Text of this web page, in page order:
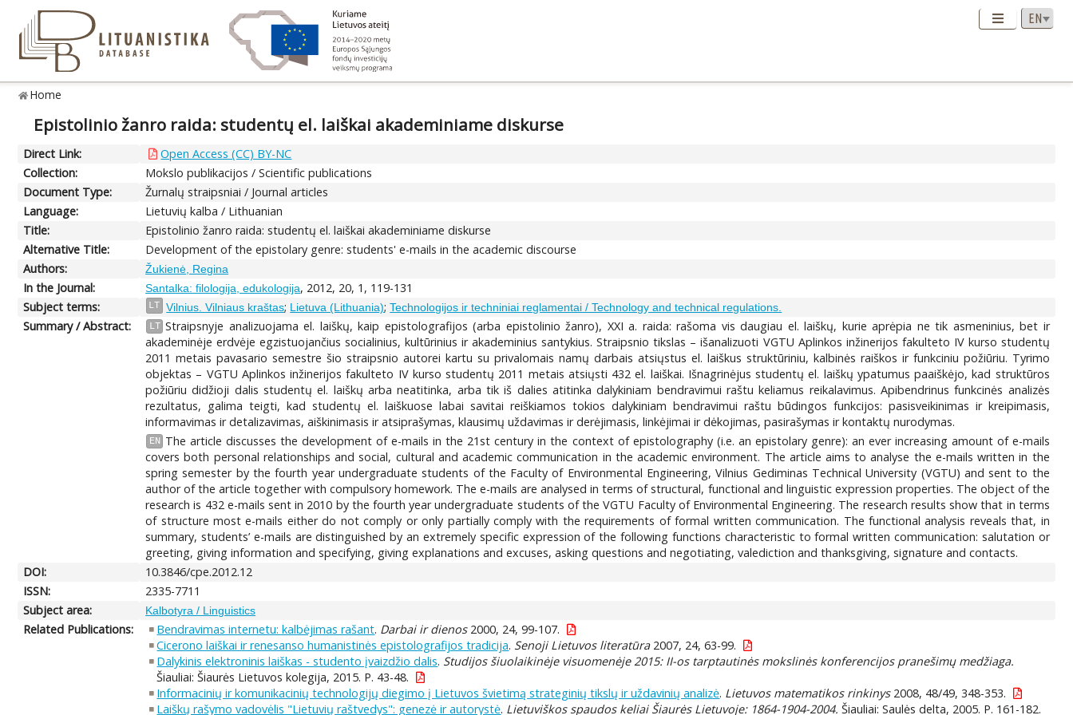
Home
Epistolinio žanro raida: studentų el. laiškai akademiniame diskurse
Direct Link:
Open Access (CC) BY-NC
Collection:
Mokslo publikacijos / Scientific publications
Document Type:
Žurnalų straipsniai / Journal articles
Language:
Lietuvių kalba / Lithuanian
Title:
Epistolinio žanro raida: studentų el. laiškai akademiniame diskurse
Alternative Title:
Development of the epistolary genre: students' e-mails in the academic discourse
Authors:
Žukienė, Regina
In the Journal: Santalka: filologija, edukologija, 2012, 20, 1, 119-131
Subject terms:
LT Vilnius. Vilniaus kraštas; Lietuva (Lithuania);Technologijos ir techniniai reglamentai / Technology and technical regulations.
Summary / Abstract: LT Straipsnyje analizuojama el. laiškų, kaip epistolografijos (arba epistolinio žanro), XXI a. raida: rašoma vis daugiau el. laiškų, kurie aprėpia ne tik asmeninius, bet ir
akademinėje erdvėje egzistuojančius socialinius, kultūrinius ir akademinius santykius. Straipsnio tikslas – išanalizuoti VGTU Aplinkos inžinerijos fakulteto IV kurso studentų
2011 metais pavasario semestre šio straipsnio autorei kartu su privalomais namų darbais atsiųstus el. laiškus struktūriniu, kalbinės raiškos ir funkciniu požiūriu. Tyrimo
objektas – VGTU Aplinkos inžinerijos fakulteto IV kurso studentų 2011 metais atsiųsti 432 el. laiškai. Išnagrinėjus studentų el. laiškų ypatumus paaiškėjo, kad struktūros
požiūriu didžioji dalis studentų el. laiškų arba neatitinka, arba tik iš dalies atitinka dalykiniam bendravimui raštu keliamus reikalavimus. Apibendrinus funkcinės analizės
rezultatus, galima teigti, kad studentų el. laiškuose labai savitai reiškiamos tokios dalykiniam bendravimui raštu būdingos funkcijos: pasisveikinimas ir kreipimasis,
informavimas ir detalizavimas, aiškinimasis ir atsiprašymas, klausimų uždavimas ir derėjimasis, linkėjimai ir dėkojimas, pasirašymas ir kontaktų nurodymas.
EN
The article discusses the development of e-mails in the 21st century in the context of epistolography (i.e. an epistolary genre): an ever increasing amount of e-mails
covers both personal relationships and social, cultural and academic communication in the academic environment. The article aims to analyse the e-mails written in the
spring semester by the fourth year undergraduate students of the Faculty of Environmental Engineering, Vilnius Gediminas Technical University (VGTU) and sent to the
author of the article together with compulsory homework. The e-mails are analysed in terms of structural, functional and linguistic expression properties. The object of the
research is 432 e-mails sent in 2010 by the fourth year undergraduate students of the VGTU Faculty of Environmental Engineering. The research results show that in terms
of structure most e-mails either do not comply or only partially comply with the requirements of formal written communication. The functional analysis reveals that, in
summary, students’ e-mails are distinguished by an extremely specific expression of the following functions characteristic to formal written communication: salutation or
greeting, giving information and specifying, giving explanations and excuses, asking questions and negotiating, valediction and thanksgiving, signature and contacts.
DOI:
10.3846/cpe.2012.12
ISSN:
2335-7711
Subject area:
Kalbotyra / Linguistics
Related Publications: Bendravimas internetu: kalbėjimas rašant. Darbai ir dienos2000, 24, 99-107.
Cicerono laiškai ir renesanso humanistinės epistolografijos tradicija. Senoji Lietuvos literatūra2007, 24, 63-99.
Dalykinis elektroninis laiškas - studento įvaizdžio dalis. Studijos šiuolaikinėje visuomenėje 2015: II-os tarptautinės mokslinės konferencijos pranešimų medžiaga.
Šiauliai: Šiaurės Lietuvos kolegija, 2015. P. 43-48.
Informacinių ir komunikacinių technologijų diegimo į Lietuvos švietimą strateginių tikslų ir uždavinių analizė. Lietuvos matematikos rinkinys2008, 48/49, 348-353.
Laiškų rašymo vadovėlis "Lietuvių raštvedys": genezė ir autorystė. Lietuviškos spaudos keliai Šiaurės Lietuvoje: 1864-1904-2004. Šiauliai: Saulės delta, 2005. P. 161-182.